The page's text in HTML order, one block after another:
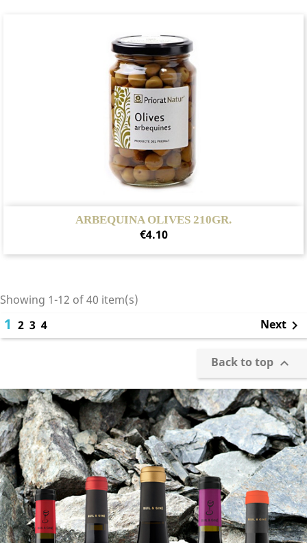
ARBEQUINA OLIVES 210GR.
Price
€4.10
Showing 1-12 of 40 item(s)
1 2 3 4 Next 
Back to top 